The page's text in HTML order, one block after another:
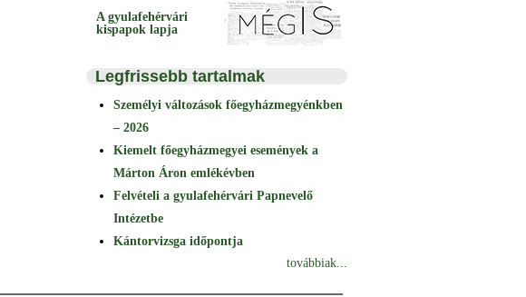
A gyulafehérvári
kispapok lapja
Legfrissebb tartalmak
Személyi változások főegyházmegyénkben
– 2026
Kiemelt főegyházmegyei események a
Márton Áron emlékévben
Felvételi a gyulafehérvári Papnevelő
Intézetbe
Kántorvizsga időpontja
továbbiak...